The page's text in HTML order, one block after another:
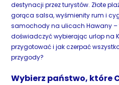
destynacji przez turystów. Złote
gorąca salsa, wyśmienity rum i
samochody na ulicach Hawany –
doświadczyć wybierając urlop na
przygotować i jak czerpać
przygody?
Wybierz państwo, które